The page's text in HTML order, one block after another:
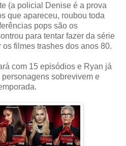
(a policial Denise é a prova
que apareceu, roubou toda
pops são os
para tentar fazer da série
filmes trashes dos anos 80.
com 15 episódios e Ryan já
sobrevivem e